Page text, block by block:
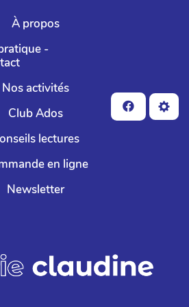
À propos
-
Nos activités
Club Ados
lectures
en ligne
Newsletter